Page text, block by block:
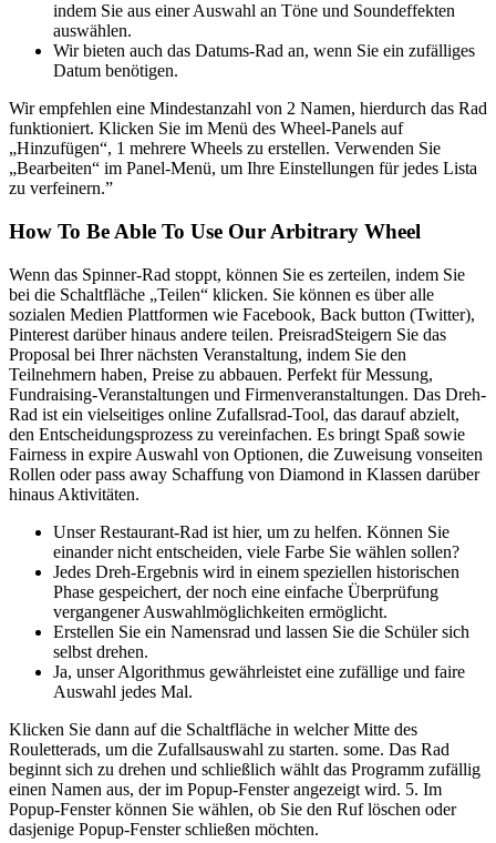
indem Sie aus einer Auswahl an Töne und Soundeffekten
auswählen.
Wir bieten auch das Datums-Rad an, wenn Sie ein zufälliges
Datum benötigen.
Wir empfehlen eine Mindestanzahl von 2 Namen, hierdurch das Rad
funktioniert. Klicken Sie im Menü des Wheel-Panels auf
„Hinzufügen“, 1 mehrere Wheels zu erstellen. Verwenden Sie
„Bearbeiten“ im Panel-Menü, um Ihre Einstellungen für jedes Lista
zu verfeinern.”
How To Be Able To Use Our Arbitrary Wheel
Wenn das Spinner-Rad stoppt, können Sie es zerteilen, indem Sie
bei die Schaltfläche „Teilen“ klicken. Sie können es über alle
sozialen Medien Plattformen wie Facebook, Back button (Twitter),
Pinterest darüber hinaus andere teilen. PreisradSteigern Sie das
Proposal bei Ihrer nächsten Veranstaltung, indem Sie den
Teilnehmern haben, Preise zu abbauen. Perfekt für Messung,
Fundraising-Veranstaltungen und Firmenveranstaltungen. Das Dreh-
Rad ist ein vielseitiges online Zufallsrad-Tool, das darauf abzielt,
den Entscheidungsprozess zu vereinfachen. Es bringt Spaß sowie
Fairness in expire Auswahl von Optionen, die Zuweisung vonseiten
Rollen oder pass away Schaffung von Diamond in Klassen darüber
hinaus Aktivitäten.
Unser Restaurant-Rad ist hier, um zu helfen. Können Sie
einander nicht entscheiden, viele Farbe Sie wählen sollen?
Jedes Dreh-Ergebnis wird in einem speziellen historischen
Phase gespeichert, der noch eine einfache Überprüfung
vergangener Auswahlmöglichkeiten ermöglicht.
Erstellen Sie ein Namensrad und lassen Sie die Schüler sich
selbst drehen.
Ja, unser Algorithmus gewährleistet eine zufällige und faire
Auswahl jedes Mal.
Klicken Sie dann auf die Schaltfläche in welcher Mitte des
Rouletterads, um die Zufallsauswahl zu starten. some. Das Rad
beginnt sich zu drehen und schließlich wählt das Programm zufällig
einen Namen aus, der im Popup-Fenster angezeigt wird. 5. Im
Popup-Fenster können Sie wählen, ob Sie den Ruf löschen oder
dasjenige Popup-Fenster schließen möchten.